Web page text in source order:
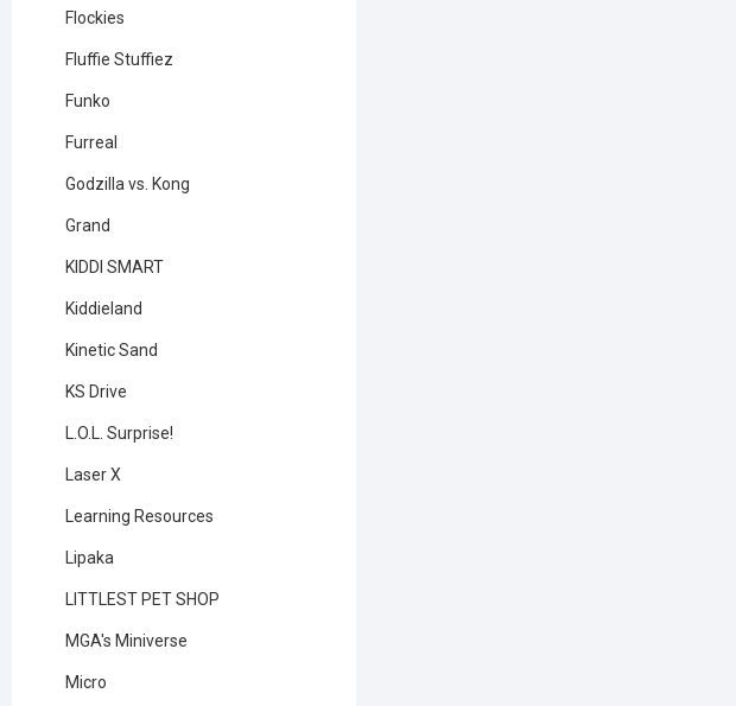
Flockies
Fluffie Stuffiez
Funko
Furreal
Godzilla vs. Kong
Grand
KIDDI SMART
Kiddieland
Kinetic Sand
KS Drive
L.O.L. Surprise!
Laser X
Learning Resources
Lipaka
LITTLEST PET SHOP
MGA's Miniverse
Micro